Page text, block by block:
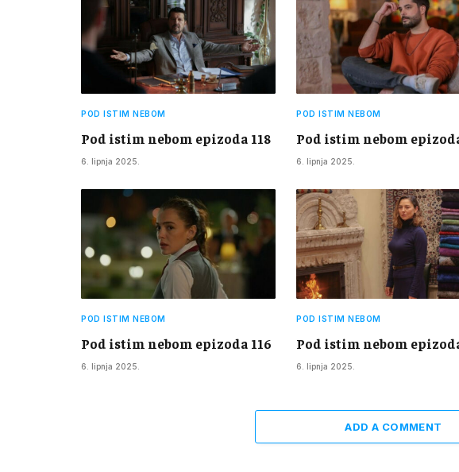
POD ISTIM NEBOM
Pod istim nebom epizoda 118
6. lipnja 2025.
POD ISTIM NEBOM
Pod istim nebom
6. lipnja 2025.
POD ISTIM NEBOM
Pod istim nebom epizoda 116
6. lipnja 2025.
POD ISTIM NEBOM
Pod istim nebom
6. lipnja 2025.
ADD A COMMENT